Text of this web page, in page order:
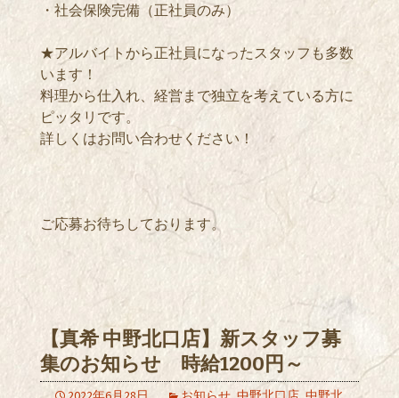
・社会保険完備（正社員のみ）
★アルバイトから正社員になったスタッフも多数
います！
料理から仕入れ、経営まで独立を考えている方に
ピッタリです。
詳しくはお問い合わせください！
ご応募お待ちしております。
【真希 中野北口店】新スタッフ募
集のお知らせ 時給1200円～